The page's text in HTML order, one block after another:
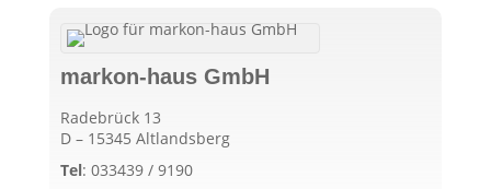
markon-haus GmbH
Radebrück 13
D – 15345 Altlandsberg
Tel: 033439 / 9190